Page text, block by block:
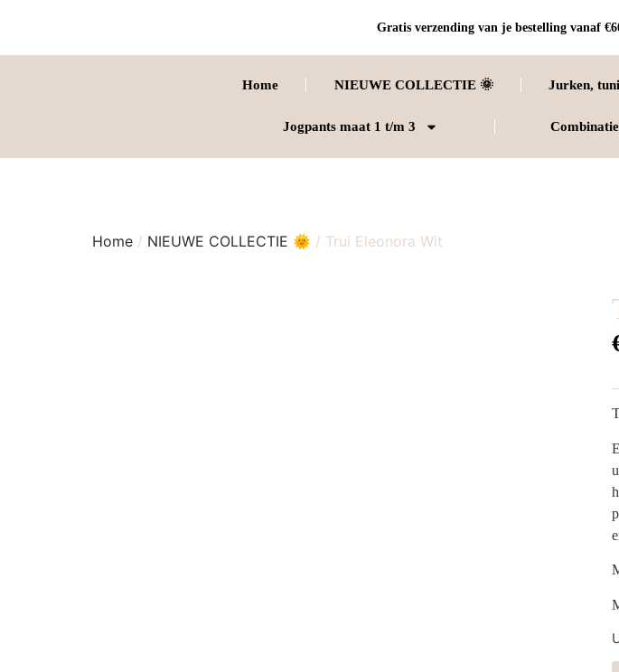
Gratis verzending van je bestelling vanaf
Home NIEUWE COLLECTIE 🌞 Jurken,
Jogpants maat 1 t/m 3
Home / NIEUWE COLLECTIE 🌞 / Trui Eleonora Wit